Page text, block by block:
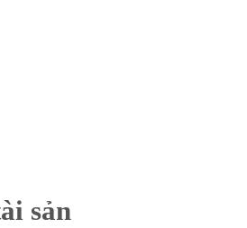
sản